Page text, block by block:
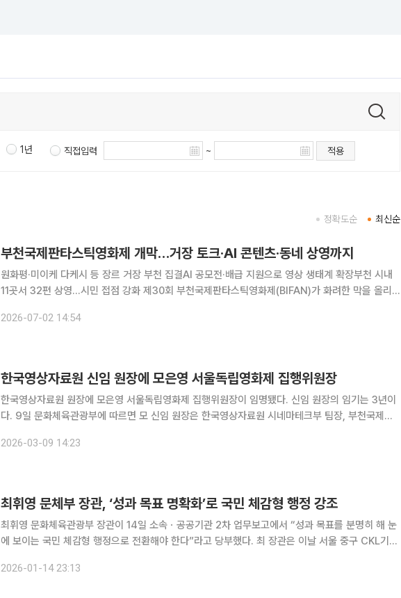
1년 직접입력 ~ 적용
최신순
정확도순
부천국제판타스틱영화제 개막…거장 토크·AI 콘텐츠·동네 상영까지
원화평·미이케 다케시 등 장르 거장 부천 집결AI 공모전·배급 지원으로 영상 생태계 확장부천 시내
11곳서 32편 상영…시민 접점 강화 제30회 부천국제판타스틱영화제(BIFAN)가 화려한 막을 올리
르 거장들을 한자리에 모으는 마스터클래스부터 AI 영화
2026-07-02 14:54
한국영상자료원 신임 원장에 모은영 서울독립영화제 집행위원장
한국영상자료원 원장에 모은영 서울독립영화제 집행위원장이 임명됐다. 신임 원장의 임기는 3년이
다. 9일 문화체육관광부에 따르면 모 신임 원장은 한국영상자료원 시네마테크부 팀장, 부천국제판
2026-03-09 14:23
최휘영 문체부 장관, ‘성과 목표 명확화’로 국민 체감형 행정 강조
최휘영 문화체육관광부 장관이 14일 소속ㆍ공공기관 2차 업무보고에서 “성과 목표를 분명히 해 눈
에 보이는 국민 체감형 행정으로 전환해야 한다”라고 당부했다. 최 장관은 이날 서울 중구 CKL기업
응하고 문화강국으로 대도약 하기 위한 변화와 혁신에 앞장서길 바란다
2026-01-14 23:13